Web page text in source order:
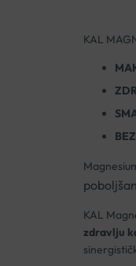
KAL
KAL
zdravlju